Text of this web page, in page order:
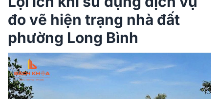
đo vẽ hiện trạng nhà đất
phường Long Bình